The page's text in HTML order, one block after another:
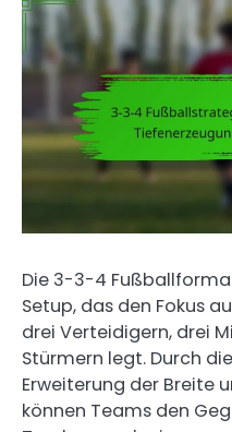
Die 3-3-4
Setup, das den Fokus
drei Verteidigern, drei
Stürmern legt. Durch
Erweiterung der Breite
können Teams den